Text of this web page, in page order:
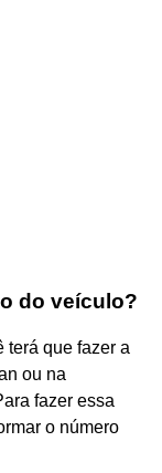
do veículo?
terá que fazer a
ou na
fazer essa
o número